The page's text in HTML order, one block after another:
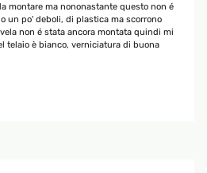
montare ma nononastante questo non é
un po' deboli, di plastica ma scorrono
non é stata ancora montata quindi mi
telaio è bianco, verniciatura di buona